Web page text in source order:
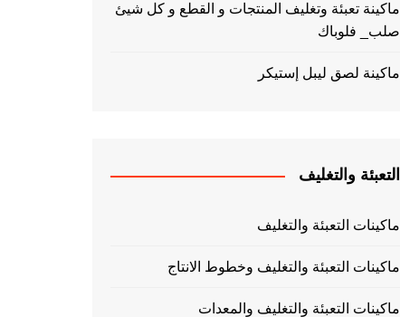
ماكينة تعبئة وتغليف المنتجات و القطع و كل شيئ
صلب_ فلوباك
ماكينة لصق ليبل إستيكر
التعبئة والتغليف
ماكينات التعبئة والتغليف
ماكينات التعبئة والتغليف وخطوط الانتاج
ماكينات التعبئة والتغليف والمعدات